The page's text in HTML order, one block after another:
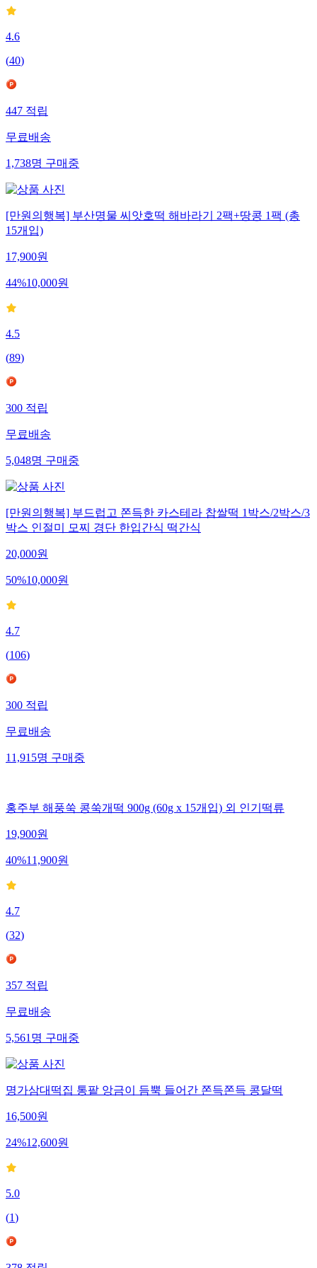
4.6
(40)
447적립
무료배송
1,738명구매중
[만원의행복] 부산명물 씨앗호떡 해바라기 2팩+땅콩 1팩 (총
15개입)
17,900원
44%10,000원
4.5
(89)
300적립
무료배송
5,048명구매중
[만원의행복] 부드럽고 쫀득한 카스테라 찹쌀떡 1박스/2박스/3
박스 인절미 모찌 경단 한입간식 떡간식
20,000원
50%10,000원
4.7
(106)
300적립
무료배송
11,915명구매중
홍주부 해풍쑥 콩쑥개떡 900g (60g x 15개입) 외 인기떡류
19,900원
40%11,900원
4.7
(32)
357적립
무료배송
5,561명구매중
명가삼대떡집 통팥 앙금이 듬뿍 들어간 쫀득쫀득 콩달떡
16,500원
24%12,600원
5.0
(1)